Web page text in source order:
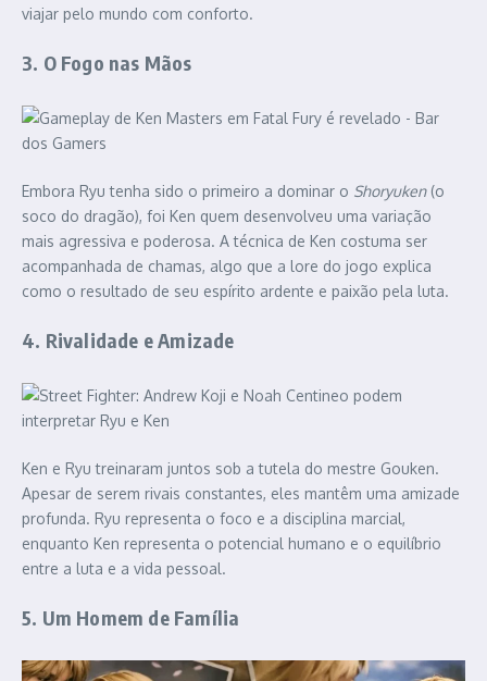
viajar pelo mundo com conforto.
3. O Fogo nas Mãos
Embora Ryu tenha sido o primeiro a dominar o Shoryuken(o
soco do dragão), foi Ken quem desenvolveu uma variação
mais agressiva e poderosa. A técnica de Ken costuma ser
acompanhada de chamas, algo que a lore do jogo explica
como o resultado de seu espírito ardente e paixão pela luta.
4. Rivalidade e Amizade
Ken e Ryu treinaram juntos sob a tutela do mestre Gouken.
Apesar de serem rivais constantes, eles mantêm uma amizade
profunda. Ryu representa o foco e a disciplina marcial,
enquanto Ken representa o potencial humano e o equilíbrio
entre a luta e a vida pessoal.
5. Um Homem de Família